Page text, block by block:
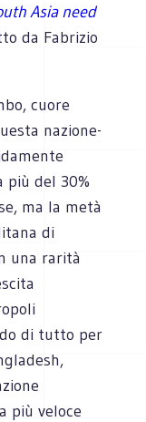
Asia need
da Fabrizio
cuore
nazione-
più del 30%
ma la metà
di
una rarità
di tutto per
più veloce